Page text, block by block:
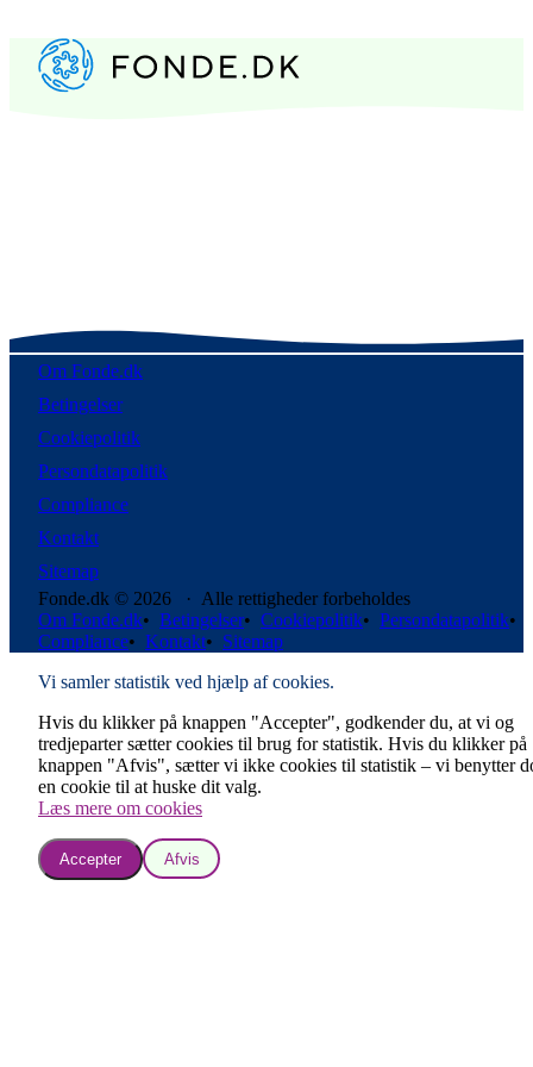
Om Fonde.dk
Betingelser
Cookiepolitik
Persondatapolitik
Compliance
Kontakt
Sitemap
Fonde.dk © 2026 · Alle rettigheder forbeholdes
Om Fonde.dk• Betingelser• Cookiepolitik• Persondatapolitik•
Compliance• Kontakt• Sitemap
Vi samler statistik ved hjælp af cookies.
Hvis du klikker på knappen "Accepter", godkender du, at vi og
tredjeparter sætter cookies til brug for statistik. Hvis du klikker på
knappen "Afvis", sætter vi ikke cookies til statistik – vi benytter
en cookie til at huske dit valg.
Læs mere om cookies
Accepter Afvis